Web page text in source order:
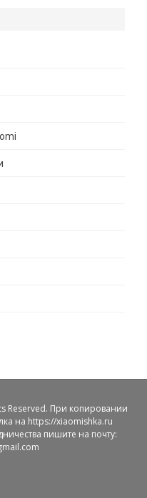
Reserved. При копировании
на https://xiaomishka.ru
пишите на почту: